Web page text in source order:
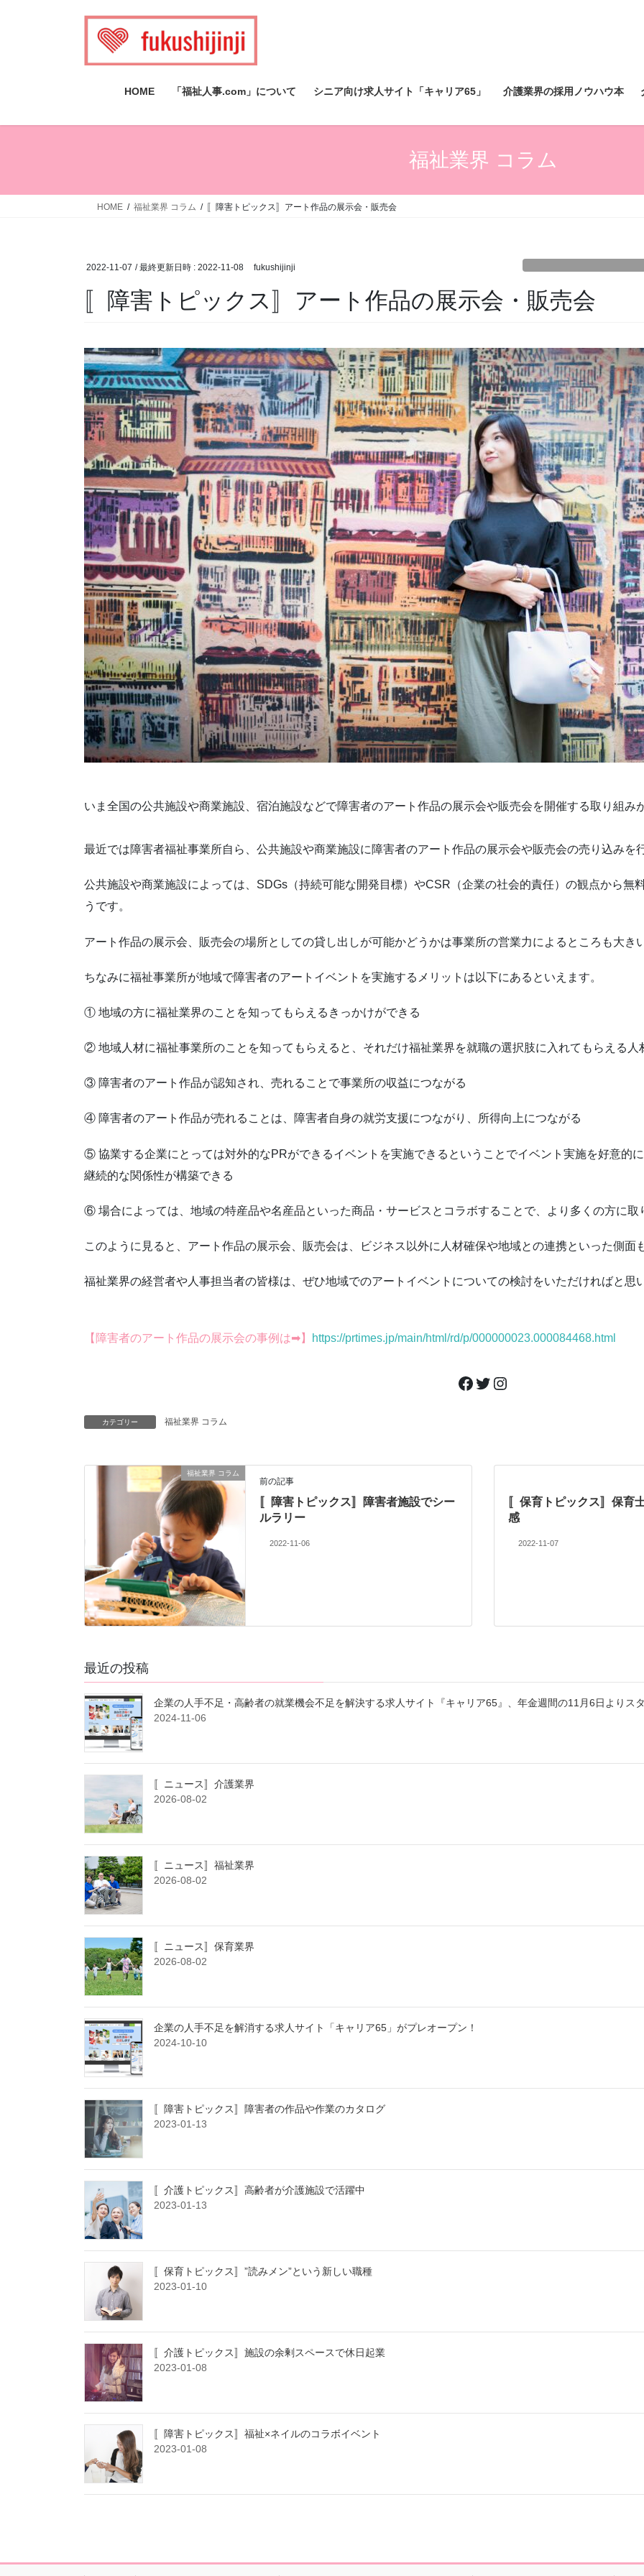
キ
に
HOME 「福祉人事.com」について シニア向け求人サイト「キャリア65」 介護業界の採用ノウハウ本
福祉業界 コラム
HOME 福祉業界 コラム 〚障害トピックス〛アート作品の展示会・販売会
2022-11-07 / 最終更新日時 : 2022-11-08 fukushijinji
〚障害トピックス〛アート作品の展示会・販売会
いま全国の公共施設や商業施設、宿泊施設などで障害者のアート作品の展示会や販売会を開催する取り組み
最近では障害者福祉事業所自ら、公共施設や商業施設に障害者のアート作品の展示会や販売会の売り込みを
公共施設や商業施設によっては、SDGs（持続可能な開発目標）やCSR（企業の社会的責任）の観点から無
うです。
アート作品の展示会、販売会の場所としての貸し出しが可能かどうかは事業所の営業力によるところも大き
ちなみに福祉事業所が地域で障害者のアートイベントを実施するメリットは以下にあるといえます。
① 地域の方に福祉業界のことを知ってもらえるきっかけができる
② 地域人材に福祉事業所のことを知ってもらえると、それだけ福祉業界を就職の選択肢に入れてもらえる人
③ 障害者のアート作品が認知され、売れることで事業所の収益につながる
④ 障害者のアート作品が売れることは、障害者自身の就労支援につながり、所得向上につながる
⑤ 協業する企業にとっては対外的なPRができるイベントを実施できるということでイベント実施を好意的
継続的な関係性が構築できる
⑥ 場合によっては、地域の特産品や名産品といった商品・サービスとコラボすることで、より多くの方に
このように見ると、アート作品の展示会、販売会は、ビジネス以外に人材確保や地域との連携といった側面
福祉業界の経営者や人事担当者の皆様は、ぜひ地域でのアートイベントについての検討をいただければと思
【障害者のアート作品の展示会の事例は➡】 https://prtimes.jp/main/html/rd/p/000000023.000084468.html
Facebook
Twitter
Instagram
カテゴリー 福祉業界 コラム
福祉業界 コラム
前の記事
〚障害トピックス〛障害者施設でシー
ルラリー
2022-11-06
〚保育トピックス〛保育
感
2022-11-07
最近の投稿
企業の人手不足・高齢者の就業機会不足を解決する求人サイト『キャリア65』、年金週間の11月6日よりス
2024-11-06
〚ニュース〛介護業界
2026-08-02
〚ニュース〛福祉業界
2026-08-02
〚ニュース〛保育業界
2026-08-02
企業の人手不足を解消する求人サイト「キャリア65」がプレオープン！
2024-10-10
〚障害トピックス〛障害者の作品や作業のカタログ
2023-01-13
〚介護トピックス〛高齢者が介護施設で活躍中
2023-01-13
〚保育トピックス〛”読みメン”という新しい職種
2023-01-10
〚介護トピックス〛施設の余剰スペースで休日起業
2023-01-08
〚障害トピックス〛福祉×ネイルのコラボイベント
2023-01-08